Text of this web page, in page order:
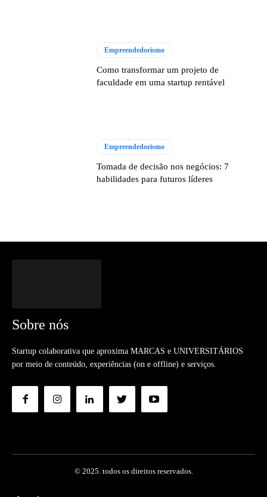
Empreendedorismo
Como transformar um projeto de
faculdade em uma startup rentável
Empreendedorismo
Tomada de decisão nos negócios: 7
habilidades para futuros líderes
Sobre nós
Startup colaborativa que aproxima MARCAS e UNIVERSITÁRIOS
por meio de conteúdo, experiências (on e offline) e serviços.
© 2025. todos os direitos reservados.